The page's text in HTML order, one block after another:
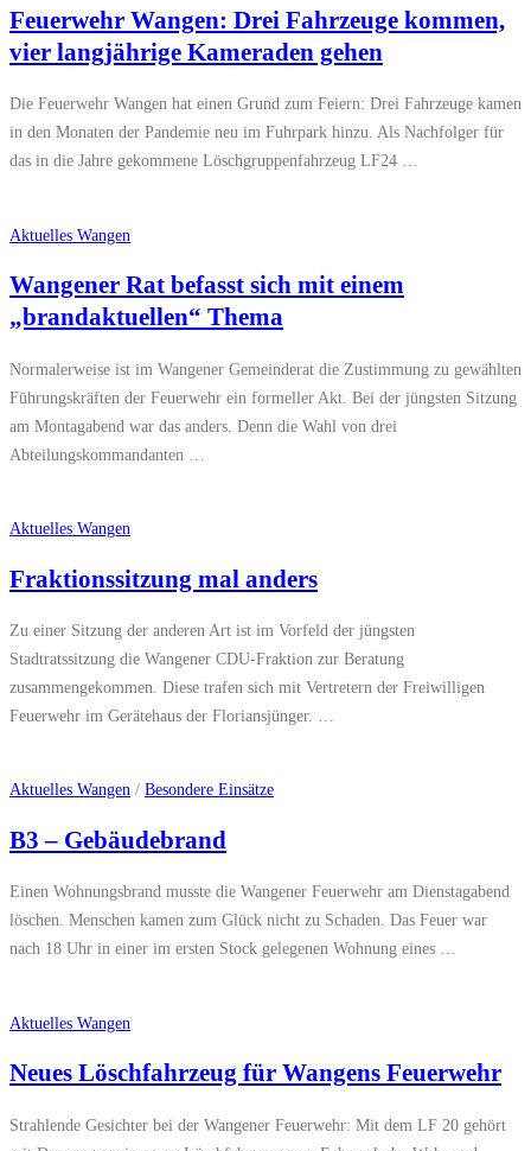
Feuerwehr Wangen: Drei Fahrzeuge kommen,
vier langjährige Kameraden gehen
Die Feuerwehr Wangen hat einen Grund zum Feiern: Drei Fahrzeuge kamen
in den Monaten der Pandemie neu im Fuhrpark hinzu. Als Nachfolger für
das in die Jahre gekommene Löschgruppenfahrzeug LF24 …
Aktuelles Wangen
Wangener Rat befasst sich mit einem
„brandaktuellen“ Thema
Normalerweise ist im Wangener Gemeinderat die Zustimmung zu gewählten
Führungskräften der Feuerwehr ein formeller Akt. Bei der jüngsten Sitzung
am Montagabend war das anders. Denn die Wahl von drei
Abteilungskommandanten …
Aktuelles Wangen
Fraktionssitzung mal anders
Zu einer Sitzung der anderen Art ist im Vorfeld der jüngsten
Stadtratssitzung die Wangener CDU-Fraktion zur Beratung
zusammengekommen. Diese trafen sich mit Vertretern der Freiwilligen
Feuerwehr im Gerätehaus der Floriansjünger. …
Aktuelles Wangen / Besondere Einsätze
B3 – Gebäudebrand
Einen Wohnungsbrand musste die Wangener Feuerwehr am Dienstagabend
löschen. Menschen kamen zum Glück nicht zu Schaden. Das Feuer war
nach 18 Uhr in einer im ersten Stock gelegenen Wohnung eines …
Aktuelles Wangen
Neues Löschfahrzeug für Wangens Feuerwehr
Strahlende Gesichter bei der Wangener Feuerwehr: Mit dem LF 20 gehört